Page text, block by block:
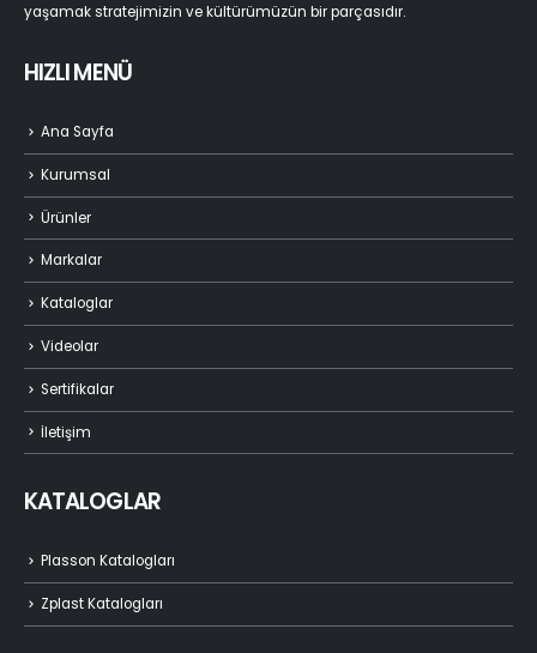
yaşamak stratejimizin ve kültürümüzün bir parçasıdır.
HIZLI MENÜ
Ana Sayfa
Kurumsal
Ürünler
Markalar
Kataloglar
Videolar
Sertifikalar
İletişim
KATALOGLAR
Plasson Katalogları
Zplast Katalogları